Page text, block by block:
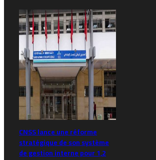
CNSS lance une réforme
stratégique de son système
de gestion interne pour 1,2